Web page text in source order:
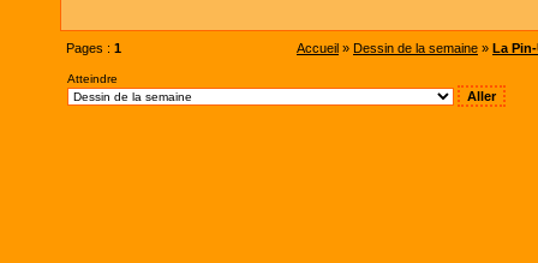
Pages : 1 Accueil » Dessin de la semaine » La
Atteindre